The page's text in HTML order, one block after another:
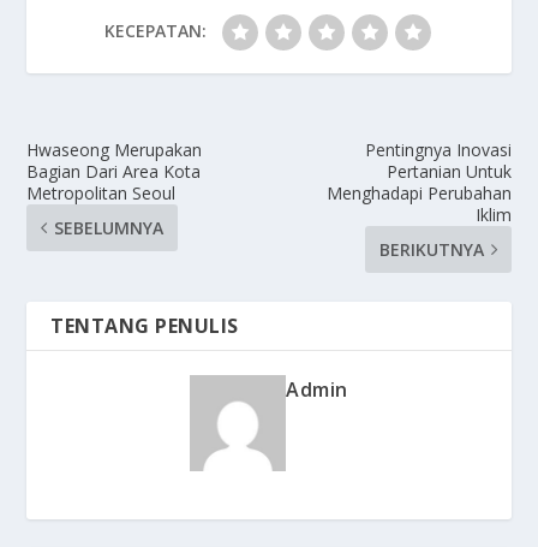
KECEPATAN:
Hwaseong Merupakan
Bagian Dari Area Kota
Metropolitan Seoul
SEBELUMNYA
Pentingnya Inovasi
Pertanian Untuk
Menghadapi Perubahan
Iklim
BERIKUTNYA
TENTANG PENULIS
Admin